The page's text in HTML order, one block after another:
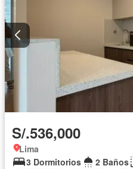
S/.536,000
Lima
3 Dormitorios
2 Baños